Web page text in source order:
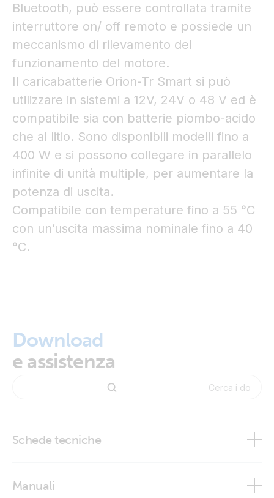
Bluetooth, può essere controllata tramite
interruttore on/ off remoto e possiede un
meccanismo di rilevamento del
funzionamento del motore.
Il caricabatterie Orion-Tr Smart si può
utilizzare in sistemi a 12V, 24V o 48 V ed è
compatibile sia con batterie piombo-acido
che al litio. Sono disponibili modelli fino a
400 W e si possono collegare in parallelo
infinite di unità multiple, per aumentare la
potenza di uscita.
Compatibile con temperature fino a 55 °C
con un’uscita massima nominale fino a 40
°C.
Download
e assistenza
Schede tecniche
Manuali